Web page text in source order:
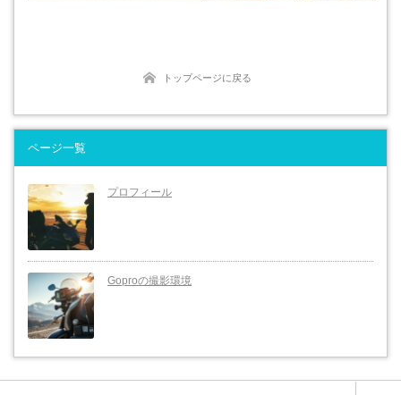
トップページに戻る
ページ一覧
プロフィール
Goproの撮影環境